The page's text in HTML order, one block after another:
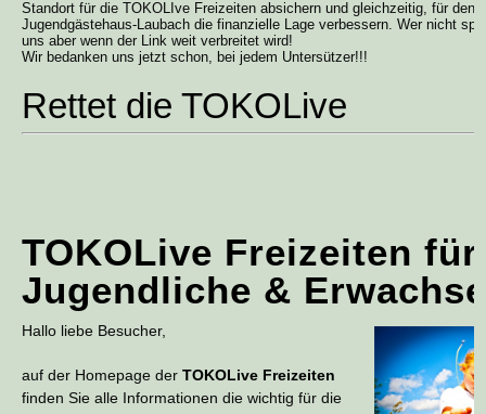
Standort für die TOKOLIve Freizeiten absichern und gleichzeitig, für den
Jugendgästehaus-Laubach die finanzielle Lage verbessern. Wer nicht
uns aber wenn der Link weit verbreitet wird!
Wir bedanken uns jetzt schon, bei jedem Untersützer!!!
Rettet die TOKOLive
TOKOLive Freizeiten
Jugendliche &
Hallo liebe Besucher,
auf der Homepage derTOKOLive Freizeiten
finden Sie alle Informationen die wichtig für die